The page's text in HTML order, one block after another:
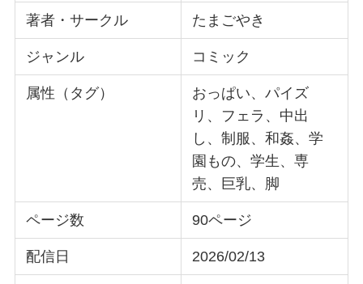
著者・サークル たまごやき
ジャンル コミック
属性（タグ）
おっぱい、パイズ
リ、フェラ、中出
し、制服、和姦、学
園もの、学生、専
売、巨乳、脚
ページ数 90ページ
配信日 2026/02/13